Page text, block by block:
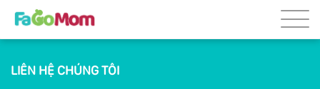
LIÊN HỆ CHÚNG TÔI